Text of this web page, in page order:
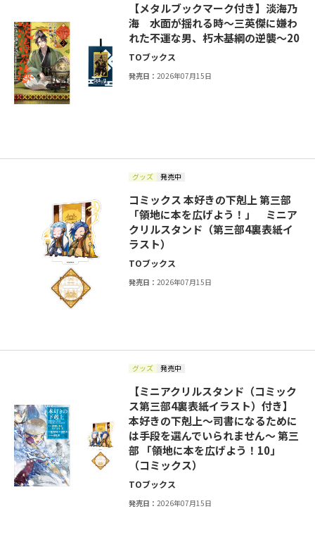
【メタルブックマーク付き】淡海乃
海 水面が揺れる時～三英傑に嫌わ
れた不運な男、朽木基綱の逆襲～20
TOブックス
発売日：2026年07月15日
グッズ 発売中
コミックス 本好きの下剋上 第三部
「領地に本を広げよう！」 ミニア
クリルスタンド（第三部4裏表紙イ
ラスト）
TOブックス
発売日：2026年07月15日
グッズ 発売中
【ミニアクリルスタンド（コミック
ス第三部4裏表紙イラスト）付き】
本好きの下剋上～司書になるために
は手段を選んでいられません～ 第三
部 「領地に本を広げよう！10」
（コミックス）
TOブックス
発売日：2026年07月15日